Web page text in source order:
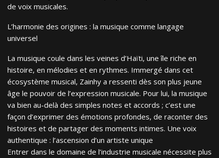
de voix musicales.
L’harmonie des origines : la musique comme langage
universel
La musique coule dans les veines d’Haïti, une île riche en
histoire, en mélodies et en rythmes. Immergé dans cet
écosystème musical, Zainhy a ressenti dès son plus jeune
âge le pouvoir de l’expression musicale. Pour lui, la musique
va bien au-delà des simples notes et accords ; c’est une
façon d’exprimer des émotions profondes, de raconter des
histoires et de partager des moments intimes. Une voix
authentique : l’ascension d’un artiste unique
Entrer dans le domaine de l’industrie musicale nécessite plus